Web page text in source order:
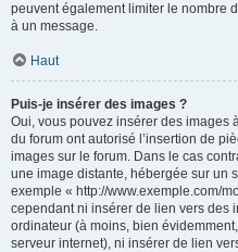
peuvent également limiter le nombre
à un message.
Haut
Puis-je insérer des images ?
Oui, vous pouvez insérer des images
du forum ont autorisé l’insertion de
images sur le forum. Dans le cas
une image distante, hébergée sur un
exemple « http://www.exemple.com/
cependant ni insérer de lien vers des
ordinateur (à moins, bien
serveur internet), ni insérer de lien